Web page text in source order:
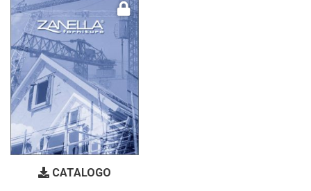
CATALOGO